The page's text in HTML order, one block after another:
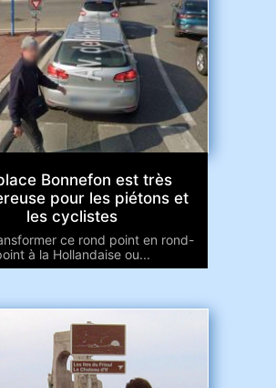
Bonnefon est très
pour les piétons et
les cyclistes
ce rond point en rond-
à la Hollandaise ou...